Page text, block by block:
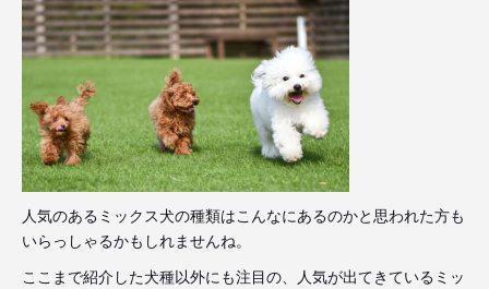
人気のあるミックス犬の種類はこんなにあるのかと思われた方も
いらっしゃるかもしれませんね。
ここまで紹介した犬種以外にも注目の、人気が出てきているミッ